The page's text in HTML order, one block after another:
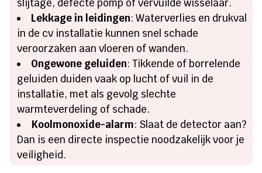
slijtage, defecte pomp of vervuilde wisselaar.
Lekkage in leidingen: Waterverlies en drukval
in de cv installatie kunnen snel schade
veroorzaken aan vloeren of wanden.
Ongewone geluiden: Tikkende of borrelende
geluiden duiden vaak op lucht of vuil in de
installatie, met als gevolg slechte
warmteverdeling of schade.
Koolmonoxide-alarm: Slaat de detector aan?
Dan is een directe inspectie noodzakelijk voor je
veiligheid.